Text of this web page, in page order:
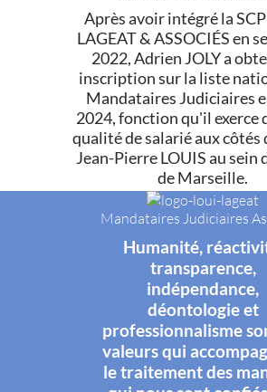
Après avoir intégré la
LAGEAT & ASSOCIÉS en
2022, Adrien JOLY a
inscription sur la liste
Mandataires Judiciaires
2024, fonction qu'il exerce
qualité de salarié aux
Jean-Pierre LOUIS au sein
de Marseille.
Mandataires Judiciaires
Humanité,
transparence,
indépendance,
déontologie et
professionnalisme
valeurs qui
le traitement des